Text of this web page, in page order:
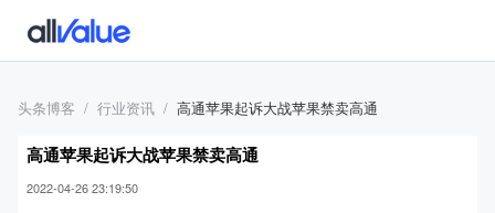
头条博客 行业资讯 高通苹果起诉大战苹果禁卖高通
高通苹果起诉大战苹果禁卖高通
2022-04-26 23:19:50